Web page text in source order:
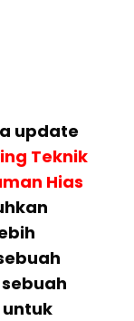
update
Teknik
Hias